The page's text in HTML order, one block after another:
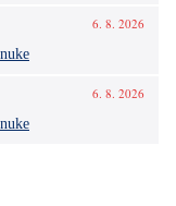
6. 8. 2026
6. 8. 2026